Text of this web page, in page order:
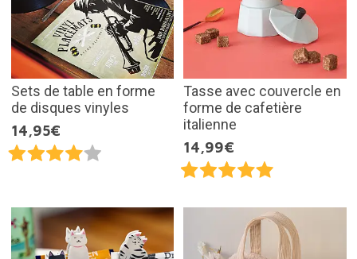
Sets de table en forme
de disques vinyles
14,95€
Tasse avec couvercle en
forme de cafetière
italienne
14,99€